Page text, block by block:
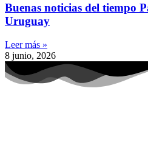
Buenas noticias del tiempo
Uruguay
Leer más »
8 junio, 2026